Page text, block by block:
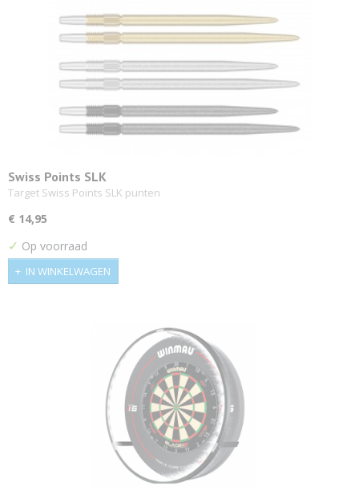
Swiss Points SLK
Target Swiss Points SLK punten
€ 14,95
✓ Op voorraad
IN WINKELWAGEN